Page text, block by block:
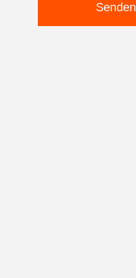
Senden